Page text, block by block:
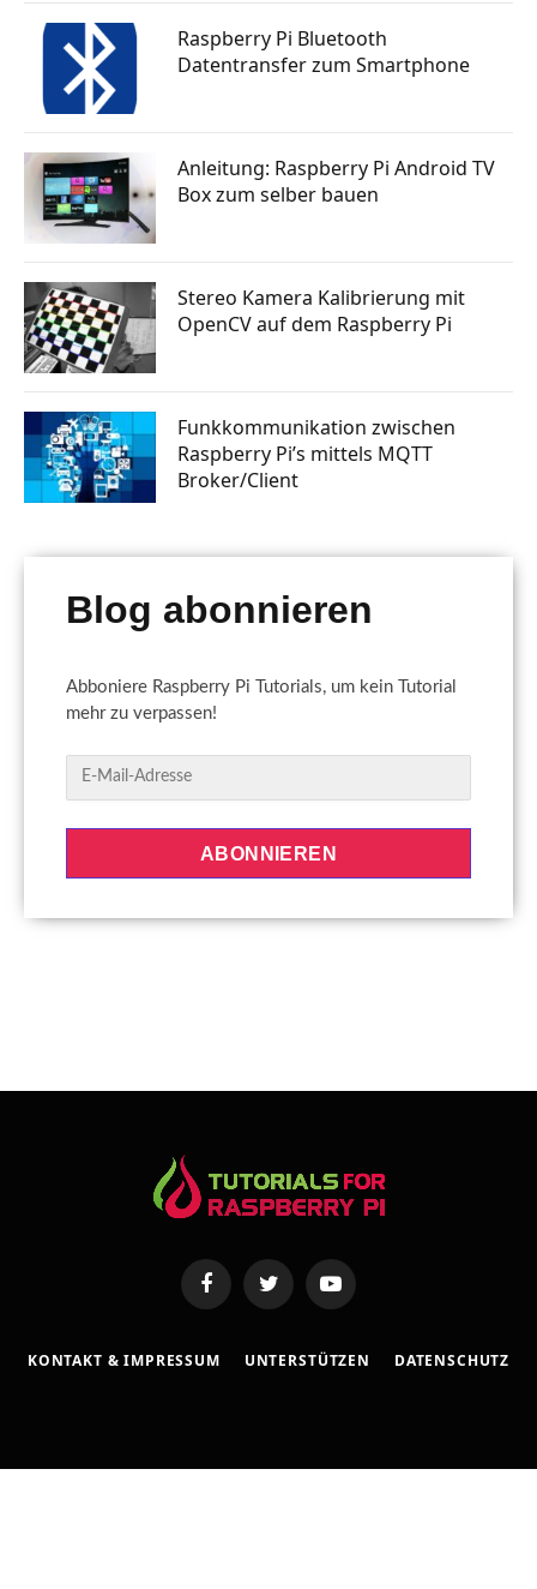
Raspberry Pi Bluetooth
Datentransfer zum Smartphone
Anleitung: Raspberry Pi Android TV
Box zum selber bauen
Stereo Kamera Kalibrierung mit
OpenCV auf dem Raspberry Pi
Funkkommunikation zwischen
Raspberry Pi’s mittels MQTT
Broker/Client
Blog abonnieren
Abboniere Raspberry Pi Tutorials, um kein Tutorial
mehr zu verpassen!
-
ABONNIEREN
FacebookTwitter YouTube
KONTAKT & IMPRESSUM UNTERSTÜTZEN DATENSCHUTZ